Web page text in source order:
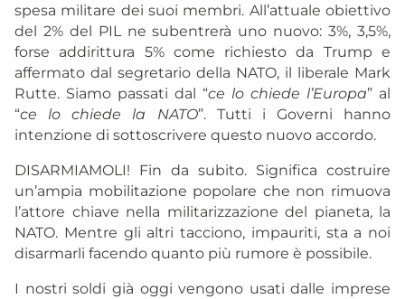
spesa militare dei suoi membri. All’attuale obiettivo
del 2% del PIL ne subentrerà uno nuovo: 3%, 3,5%,
forse addirittura 5% come richiesto da Trump e
affermato dal segretario della NATO, il liberale Mark
Rutte. Siamo passati dal “ce lo chiede l’Europa” al
“ce lo chiede la NATO”. Tutti i Governi hanno
intenzione di sottoscrivere questo nuovo accordo.
DISARMIAMOLI! Fin da subito. Significa costruire
un’ampia mobilitazione popolare che non rimuova
l’attore chiave nella militarizzazione del pianeta, la
NATO. Mentre gli altri tacciono, impauriti, sta a noi
disarmarli facendo quanto più rumore è possibile.
I nostri soldi già oggi vengono usati dalle imprese